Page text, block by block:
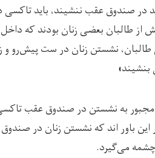
در صندوق عقب ننشیند، باید
از طالبان بعضی زنان بودند که
نشستن زنان در ست پیش‌رو و
مجبور به نشستن در صندوق عقب
باور اند که نشستن زنان در
می‌گیرد.